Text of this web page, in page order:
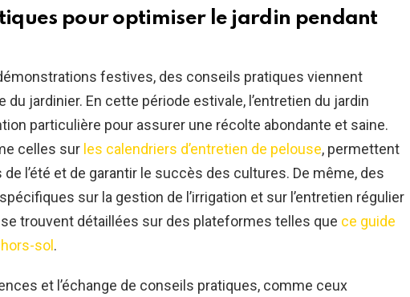
pour optimiser le jardin pendant
festives, des conseils pratiques viennent
du jardinier. En cette période estivale, l’entretien du jardin
particulière pour assurer une récolte abondante et saine.
celles sur les calendriers d’entretien de pelouse, permettent
de l’été et de garantir le succès des cultures. De même, des
sur la gestion de l’irrigation et sur l’entretien régulier
trouvent détaillées sur des plateformes telles que ce guide
sol .
et l’échange de conseils pratiques, comme ceux